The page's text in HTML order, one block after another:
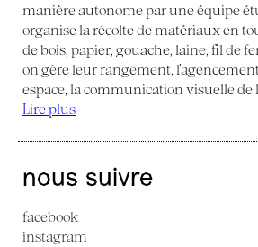
manière autonome par une équipe
organise la récolte de matériaux en
de bois, papier, gouache, laine, fil de
on gère leur rangement,
espace, la communication visuelle de
Lire plus
nous suivre
facebook
instagram